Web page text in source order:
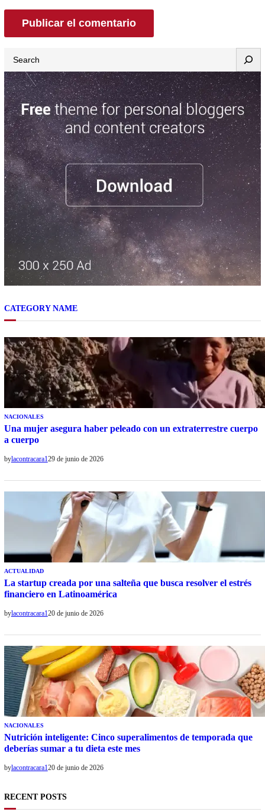
CATEGORY NAME
NACIONALES
Una mujer asegura haber peleado con un extraterrestre cuerpo
a cuerpo
bylacontracara129 de junio de 2026
ACTUALIDAD
La startup creada por una salteña que busca resolver el estrés
financiero en Latinoamérica
bylacontracara120 de junio de 2026
NACIONALES
Nutrición inteligente: Cinco superalimentos de temporada que
deberías sumar a tu dieta este mes
bylacontracara120 de junio de 2026
RECENT POSTS